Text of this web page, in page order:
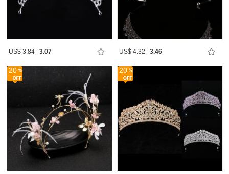
US$ 3.84 3.07 US$ 4.32 3.46
20 20